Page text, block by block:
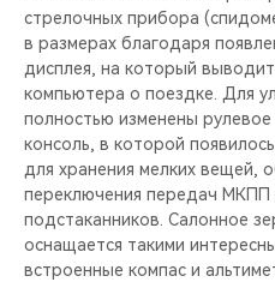
стрелочных прибора
в размерах благодаря
дисплея, на который
компьютера о поездке. Для
полностью изменены рулевое
консоль, в которой
для хранения мелких вещей,
переключения передач
подстаканников. Салонное
оснащается такими
встроенные компас и